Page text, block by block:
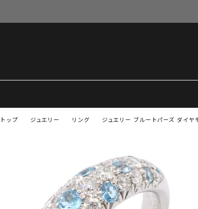
トップ ジュエリー ブルートパーズ ダイ
ジュエリー リング